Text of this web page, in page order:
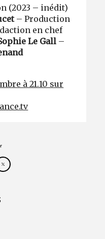
(2023 – inédit)
– Production
en chef
Le Gall –
à 21.10 sur
cet article sur
Partager cet article sur